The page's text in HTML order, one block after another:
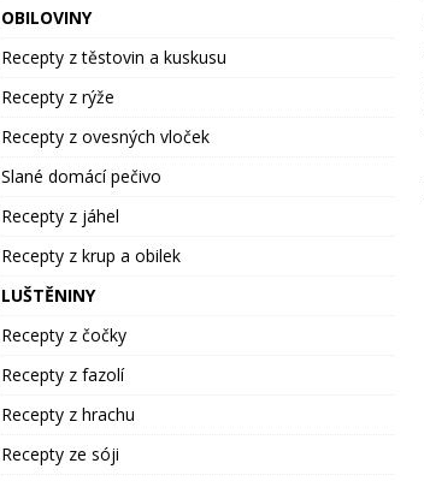
OBILOVINY
Recepty z těstovin a kuskusu
Recepty z rýže
Recepty z ovesných vloček
Slané domácí pečivo
Recepty z jáhel
Recepty z krup a obilek
LUŠTĚNINY
Recepty z čočky
Recepty z fazolí
Recepty z hrachu
Recepty ze sóji